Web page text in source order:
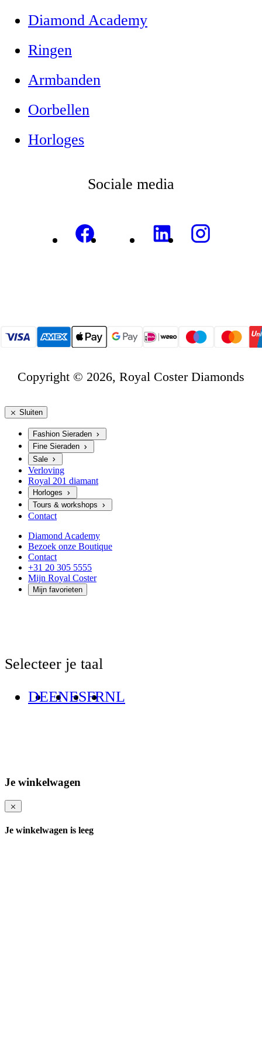
Diamond Academy
Ringen
Armbanden
Oorbellen
Horloges
Sociale media
Copyright © 2026, Royal Coster Diamonds
Sluiten
Fashion Sieraden
Fine Sieraden
Sale
Verloving
Royal 201 diamant
Horloges
Tours & workshops
Contact
Diamond Academy
Bezoek onze Boutique
Contact
+31 20 305 5555
Mijn Royal Coster
Mijn favorieten
Selecteer je taal
DEENESFRNL
Je winkelwagen
Je winkelwagen is leeg